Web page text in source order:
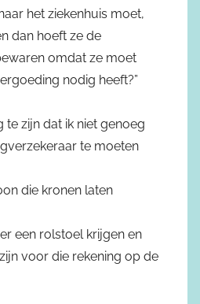
het ziekenhuis moet,
dan hoeft ze de
omdat ze moet
nodig heeft?”
te zijn dat ik niet genoeg
te moeten
die kronen laten
een rolstoel krijgen en
voor die rekening op de